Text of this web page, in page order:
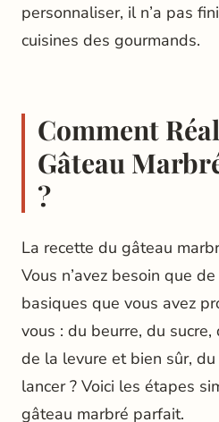
personnaliser, il n’a pas
cuisines des gourmands.
Comment
Gâteau
?
La recette du gâteau
Vous n’avez besoin que
basiques que vous avez
vous : du beurre, du
de la levure et bien sûr,
lancer ? Voici les étapes
gâteau marbré parfait.